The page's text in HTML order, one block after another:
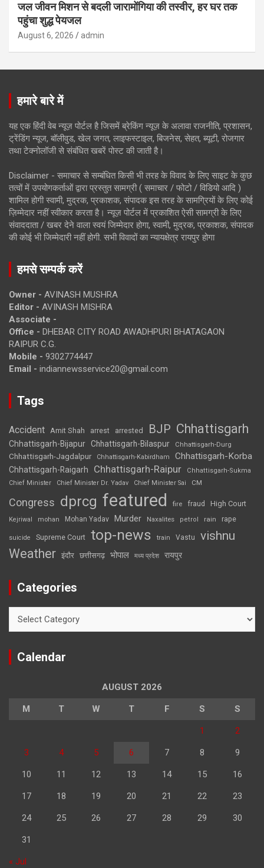
जल जीवन मिशन से बदली जारामोंगिया की तस्वीर, हर घर तक
पहुंचा शुद्ध पेयजल
August 6, 2026 admin
हमारे बारे में
यह एक हिंदी वेब न्यूज़ पोर्टल है जिसमें ब्रेकिंग न्यूज़ के अलावा राजनीति, प्रशासन,
ट्रेंडिंग न्यूज, बॉलीवुड, खेल जगत, लाइफस्टाइल, बिजनेस, सेहत, ब्यूटी, रोजगार
तथा टेक्नोलॉजी से संबंधित खबरें पोस्ट की जाती है।
Disclaimer - समाचार से सम्बंधित किसी भी तरह के विवाद के लिए साइट के कुछ
तत्वों में उपयोगकर्ताओं द्वारा प्रस्तुत सामग्री ( समाचार / फोटो / विडियो आदि )
शामिल होगी स्वामी, मुद्रक, प्रकाशक, संपादक इस तरह के सामग्रियों के लिए कोई
ज़िम्मेदार नहीं स्वीकार करता है। न्यूज़ पोर्टल में प्रकाशित ऐसी सामग्री के लिए
संवाददाता / खबर देने वाला स्वयं जिम्मेदार होगा, स्वामी, मुद्रक, प्रकाशक, संपादक
की कोई भी जिम्मेदारी नहीं होगी. सभी विवादों का न्यायक्षेत्र रायपुर होगा
हमसे सम्पर्क करें
Owner - AVINASH MUSHRA
Editor - AVINASH MISHRA
Associate -
Office - DHEBAR CITY ROAD AWADHPURI BHATAGAON
RAIPUR C.G.
Mobile - 9302774447
Email - indiannewsservice20@gmail.com
Tags
Accident Amit Shah arrest arrested BJP Chhattisgarh
Chhattisgarh-Bijapur Chhattisgarh-Bilaspur Chhattisgarh-Durg
Chhattisgarh-Jagdalpur Chhattisgarh-Kabirdham Chhattisgarh-Korba
Chhattisgarh-Raigarh Chhattisgarh-Raipur
Chhattisgarh-Sukma
Chief Minister
Chief Minister Dr. Yadav Chief Minister Sai CM
Congress dprcg featured fire fraud High Court
Kejriwal mohan Mohan Yadav Murder Naxalites petrol rain rape
suicide Supreme Court top-news train Vastu vishnu
Weather इंदौर छत्तीसगढ़ भोपाल मध्य प्रदेश रायपुर
Categories
Calendar
AUGUST 2026
M T W T F S S
1 2
3 4 5 6 7 8 9
10 11 12 13 14 15 16
17 18 19 20 21 22 23
24 25 26 27 28 29 30
31
« Jul